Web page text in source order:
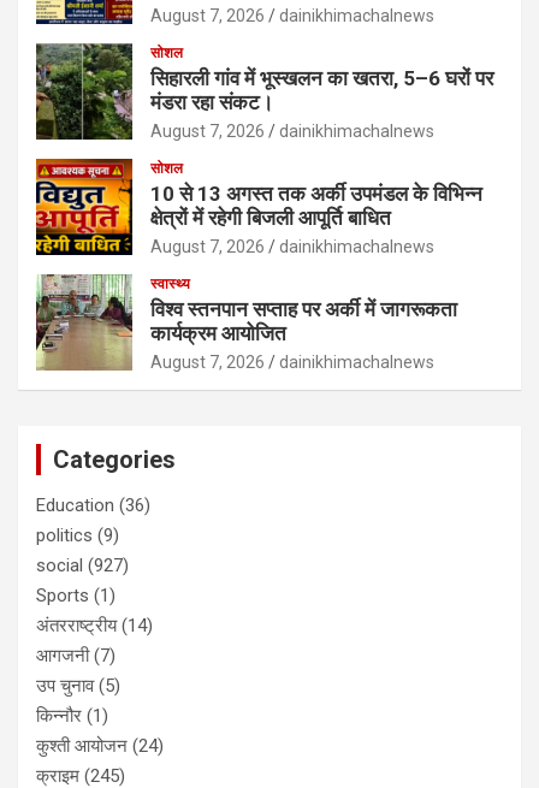
August 7, 2026 dainikhimachalnews
सोशल
सिहारली गांव में भूस्खलन का खतरा, 5–6 घरों पर
मंडरा रहा संकट।
August 7, 2026 dainikhimachalnews
सोशल
10 से 13 अगस्त तक अर्की उपमंडल के विभिन्न
क्षेत्रों में रहेगी बिजली आपूर्ति बाधित
August 7, 2026 dainikhimachalnews
स्वास्थ्य
विश्व स्तनपान सप्ताह पर अर्की में जागरूकता
कार्यक्रम आयोजित
August 7, 2026 dainikhimachalnews
Categories
Education (36)
politics (9)
social (927)
Sports (1)
अंतरराष्ट्रीय(14)
आगजनी(7)
उप चुनाव(5)
किन्नौर (1)
कुश्ती आयोजन (24)
क्राइम (245)